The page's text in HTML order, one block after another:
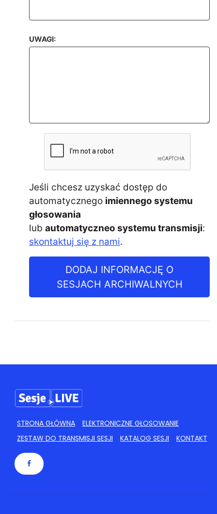
UWAGI:
Jeśli chcesz uzyskać dostęp do
automatycznego imiennego systemu
głosowania
lub automatyczneo systemu transmisji:
skontaktuj się z nami.
DODAJ INFORMACJĘ O
SESJACH ARCHIWALNYCH
STRONA GŁÓWNA
ELEKTRONICZNE GŁOSOWANIE
ZESTAW DO TRANSMISJI SESJI
KATALOG SESJI KONTAKT